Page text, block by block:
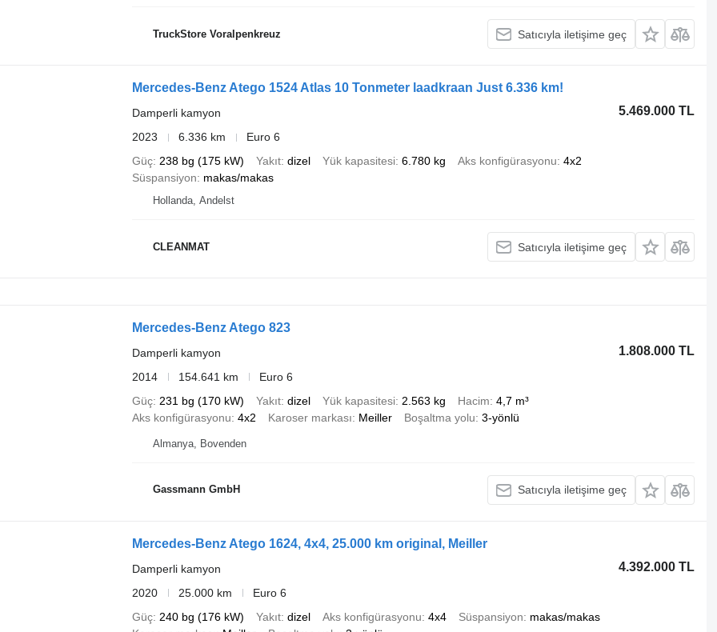
TruckStore Voralpenkreuz Satıcıyla iletişime geç
Mercedes-Benz Atego 1524 Atlas 10 Tonmeter laadkraan Just 6.336 km!
5.469.000 TL
Damperli kamyon
2023
6.336 km
Euro 6
Güç 238 bg (175 kW) Yakıt dizel Yük kapasitesi 6.780 kg Aks konfigürasyonu 4x2
Süspansiyon
makas/makas
Hollanda, Andelst
CLEANMAT Satıcıyla iletişime geç
Mercedes-Benz Atego 823
1.808.000 TL
Damperli kamyon
2014
154.641 km
Euro 6
Güç 231 bg (170 kW) Yakıt dizel Yük kapasitesi 2.563 kg Hacim 4,7 m³
Aks konfigürasyonu 4x2 Karoser markası Meiller Boşaltma yolu 3-yönlü
Almanya, Bovenden
Gassmann GmbH Satıcıyla iletişime geç
Mercedes-Benz Atego 1624, 4x4, 25.000 km original, Meiller
4.392.000 TL
Damperli kamyon
2020
25.000 km
Euro 6
Güç 240 bg (176 kW) Yakıt dizel Aks konfigürasyonu 4x4 Süspansiyon
makas/makas